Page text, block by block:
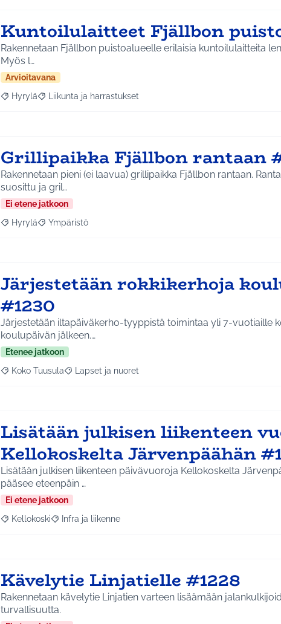
Kuntoilulaitteet Fjällbon
Rakennetaan Fjällbon puistoalueelle erilaisia kuntoilulaitteita
Myös l…
Arvioitavana
Rajaa tulokset aihepiirin mukaan: Hyrylä
Hyrylä Rajaa tulokset teeman mukaan: Liikunta ja harrastukset
Liikunta ja harrastukset
Grillipaikka Fjällbon rantaan
Rakennetaan pieni (ei laavua) grillipaikka Fjällbon rantaan.
suosittu ja gril…
Ei etene jatkoon
Rajaa tulokset aihepiirin mukaan: Hyrylä
Hyrylä Rajaa tulokset teeman mukaan: Ympäristö
Ympäristö
Järjestetään rokkikerhoja
#1230
Järjestetään iltapäiväkerho-tyyppistä toimintaa yli 7-vuotiaille koululaisille
koulupäivän jälkeen.…
Etenee jatkoon
Rajaa tulokset aihepiirin mukaan: Koko Tuusula
Koko Tuusula Rajaa tulokset teeman mukaan: Lapset ja nuoret
Lapset ja nuoret
Lisätään julkisen liikenteen
Kellokoskelta Järvenpäähän
Lisätään julkisen liikenteen päivävuoroja Kellokoskelta
pääsee eteenpäin …
Ei etene jatkoon
Rajaa tulokset aihepiirin mukaan: Kellokoski
Kellokoski Rajaa tulokset teeman mukaan: Infra ja liikenne
Infra ja liikenne
Kävelytie Linjatielle #1228
Rakennetaan kävelytie Linjatien varteen lisäämään
turvallisuutta.